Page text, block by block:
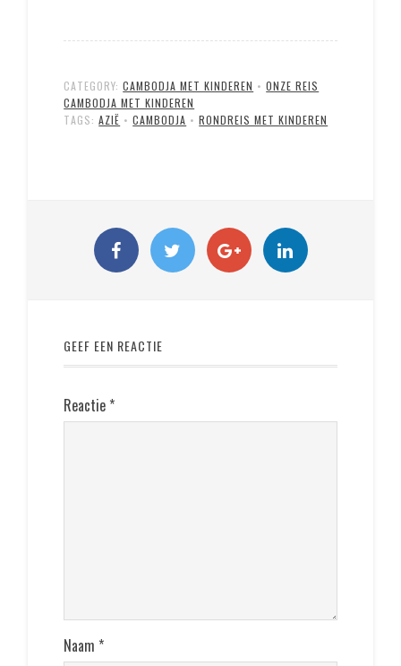
CATEGORY:CAMBODJA MET KINDEREN •ONZE REIS
CAMBODJA MET KINDEREN
TAGS:AZIË •CAMBODJA •RONDREIS MET KINDEREN
GEEF EEN REACTIE
Reactie *
Naam *